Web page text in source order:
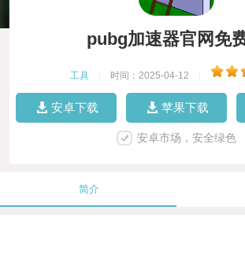
pubg加速器官网免
工具 时间：2025-04-12
安卓下载 苹果下载
安卓市场，安全绿色
简介